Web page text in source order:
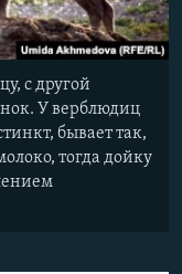
с другой
У верблюдиц
бывает так,
тогда дойку